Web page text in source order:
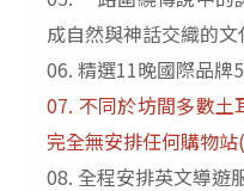
成自然與神話交織的文
06.精選11晚國際品牌5
07. 不同於坊間多數土
完全無安排任何購物站(
08. 全程安排英文導遊